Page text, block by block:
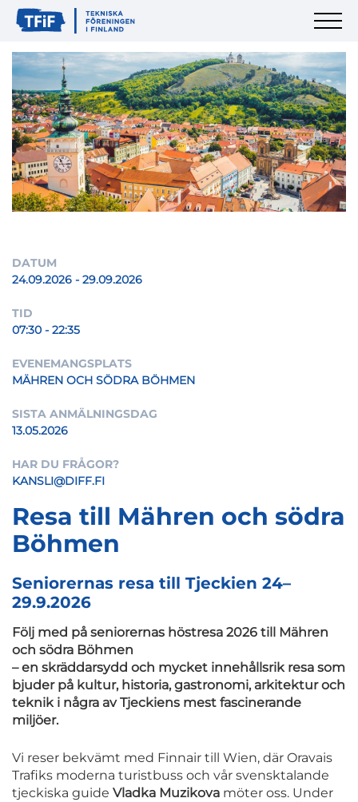
DATUM
24.09.2026 - 29.09.2026
TID
07:30 - 22:35
EVENEMANGSPLATS
MÄHREN OCH SÖDRA BÖHMEN
SISTA ANMÄLNINGSDAG
13.05.2026
HAR DU FRÅGOR?
KANSLI@DIFF.FI
Resa till Mähren och södra
Böhmen
Seniorernas resa till Tjeckien 24–
29.9.2026
Följ med på seniorernas höstresa 2026 till Mähren
och södra Böhmen
– en skräddarsydd och mycket innehållsrik resa som
bjuder på kultur, historia, gastronomi, arkitektur och
teknik i några av Tjeckiens mest fascinerande
miljöer.
Vi reser bekvämt med Finnair till Wien, där Oravais
Trafiks moderna turistbuss och vår svensktalande
tjeckiska guide Vladka Muzikova möter oss. Under